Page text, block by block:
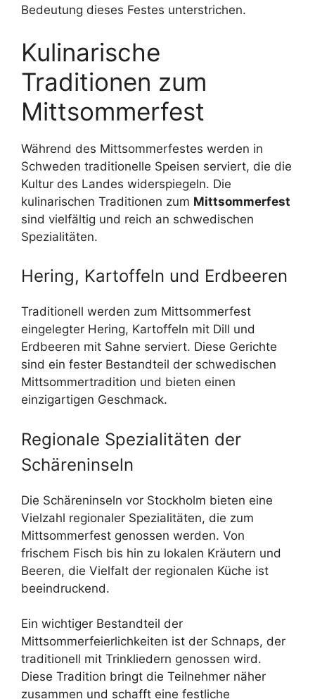
Bedeutung dieses Festes unterstrichen.
Kulinarische
Traditionen zum
Mittsommerfest
Während des Mittsommerfestes werden in
Schweden traditionelle Speisen serviert, die die
Kultur des Landes widerspiegeln. Die
kulinarischen Traditionen zum Mittsommerfest
sind vielfältig und reich an schwedischen
Spezialitäten.
Hering, Kartoffeln und Erdbeeren
Traditionell werden zum Mittsommerfest
eingelegter Hering, Kartoffeln mit Dill und
Erdbeeren mit Sahne serviert. Diese Gerichte
sind ein fester Bestandteil der schwedischen
Mittsommertradition und bieten einen
einzigartigen Geschmack.
Regionale Spezialitäten der
Schäreninseln
Die Schäreninseln vor Stockholm bieten eine
Vielzahl regionaler Spezialitäten, die zum
Mittsommerfest genossen werden. Von
frischem Fisch bis hin zu lokalen Kräutern und
Beeren, die Vielfalt der regionalen Küche ist
beeindruckend.
Ein wichtiger Bestandteil der
Mittsommerfeierlichkeiten ist der Schnaps, der
traditionell mit Trinkliedern genossen wird.
Diese Tradition bringt die Teilnehmer näher
zusammen und schafft eine festliche